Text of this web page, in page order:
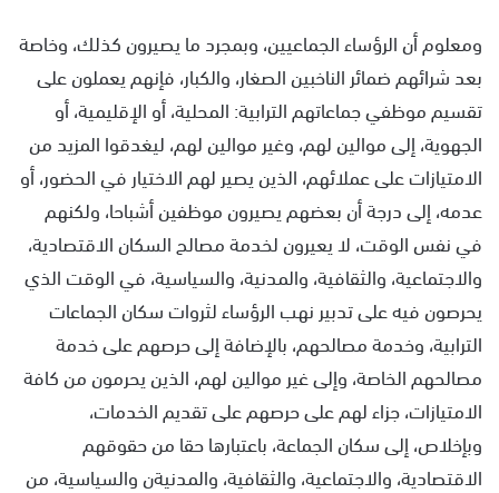
ومعلوم أن الرؤساء الجماعيين، وبمجرد ما يصيرون كذلك، وخاصة
بعد شرائهم ضمائر الناخبين الصغار، والكبار، فإنهم يعملون على
تقسيم موظفي جماعاتهم الترابية: المحلية، أو الإقليمية، أو
الجهوية، إلى موالين لهم، وغير موالين لهم، ليغدقوا المزيد من
الامتيازات على عملائهم، الذين يصير لهم الاختيار في الحضور، أو
عدمه، إلى درجة أن بعضهم يصيرون موظفين أشباحا، ولكنهم
في نفس الوقت، لا يعيرون لخدمة مصالح السكان الاقتصادية،
والاجتماعية، والثقافية، والمدنية، والسياسية، في الوقت الذي
يحرصون فيه على تدبير نهب الرؤساء لثروات سكان الجماعات
الترابية، وخدمة مصالحهم، بالإضافة إلى حرصهم على خدمة
مصالحهم الخاصة، وإلى غير موالين لهم، الذين يحرمون من كافة
الامتيازات، جزاء لهم على حرصهم على تقديم الخدمات،
وبإخلاص، إلى سكان الجماعة، باعتبارها حقا من حقوقهم
الاقتصادية، والاجتماعية، والثقافية، والمدنيةن والسياسية، من